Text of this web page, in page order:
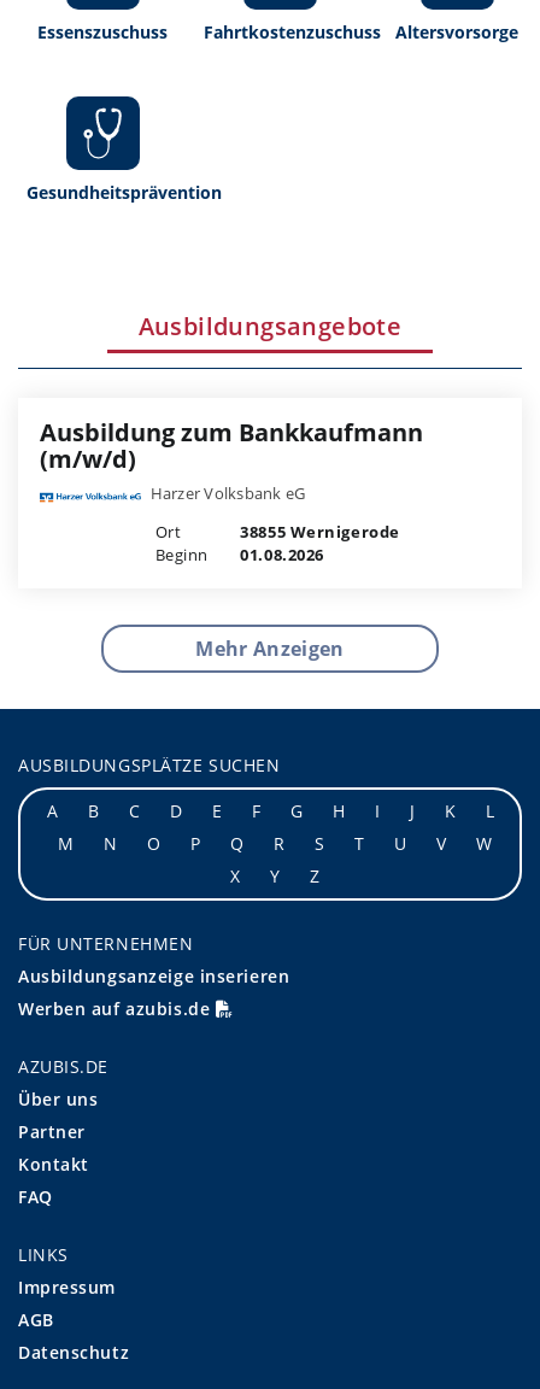
Essenszuschuss Fahrtkostenzuschuss Altersvorsorge
Gesundheitsprävention
Ausbildungsangebote
Ausbildung zum Bankkaufmann
(m/w/d)
Harzer Volksbank eG
Ort
38855 Wernigerode
Beginn
01.08.2026
Mehr Anzeigen
AUSBILDUNGSPLÄTZE SUCHEN
A
B C D E F G H I J K
L
M
N O P Q R S T U V
W
X
Y Z
FÜR UNTERNEHMEN
Ausbildungsanzeige inserieren
Werben auf azubis.de
AZUBIS.DE
Über uns
Partner
Kontakt
FAQ
LINKS
Impressum
AGB
Datenschutz